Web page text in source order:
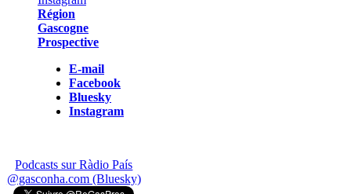
Région
Gascogne
Prospective
E-mail
Facebook
Bluesky
Instagram
Podcasts sur Ràdio País
@gasconha.com (Bluesky)